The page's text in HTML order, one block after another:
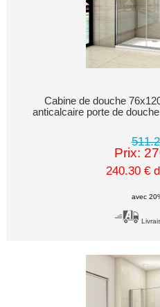
Cabine de douche
anticalcaire porte de
Prix:
240.30 €